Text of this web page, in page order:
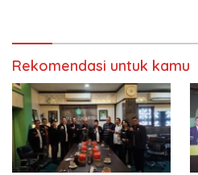
Rekomendasi untuk kamu